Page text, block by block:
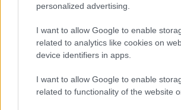
personalized advertising.
I want to allow Google to enable
related to analytics like cookies on
device identifiers in apps.
I want to allow Google to enable
related to functionality of the website